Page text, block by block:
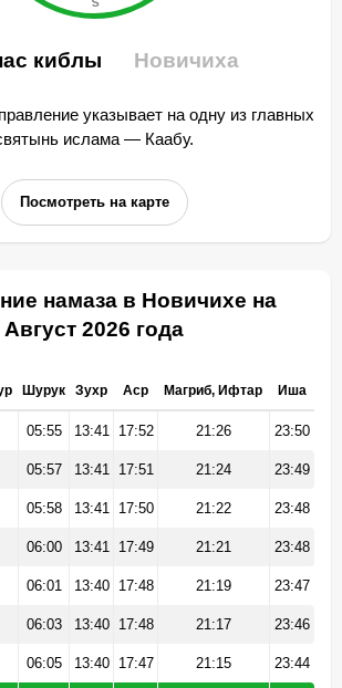
киблы Новичиха
указывает на одну из главных
ислама — Каабу.
Посмотреть на карте
намаза в Новичихе на
Август 2026 года
Шурук Зухр Аср Магриб, Ифтар Иша
05:55 13:41 17:52 21:26 23:50
05:57 13:41 17:51 21:24 23:49
05:58 13:41 17:50 21:22 23:48
06:00 13:41 17:49 21:21 23:48
06:01 13:40 17:48 21:19 23:47
06:03 13:40 17:48 21:17 23:46
06:05 13:40 17:47 21:15 23:44